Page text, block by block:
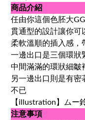
商品介紹
任由你這個色胚大
貫通型的設計讓你可
柔軟溫順的插入感，
一邊出口是三個環狀
中間滿滿的環狀細皺
另一邊出口則是有
不已
【illustration】ムー
注意事項